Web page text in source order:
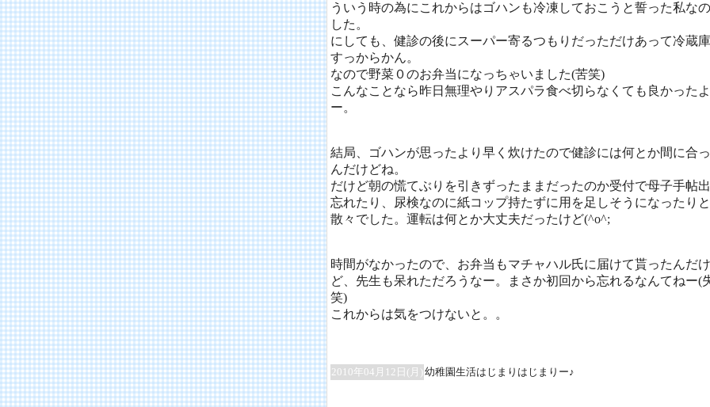
ういう時の為にこれからはゴハンも冷凍しておこうと誓った私な
した。
にしても、健診の後にスーパー寄るつもりだっただけあって冷蔵
すっからかん。
なので野菜０のお弁当になっちゃいました(苦笑)
こんなことなら昨日無理やりアスパラ食べ切らなくても良かった
ー。
結局、ゴハンが思ったより早く炊けたので健診には何とか間に合
んだけどね。
だけど朝の慌てぶりを引きずったままだったのか受付で母子手帖
忘れたり、尿検なのに紙コップ持たずに用を足しそうになったりと
散々でした。運転は何とか大丈夫だったけど(^o^;
時間がなかったので、お弁当もマチャハル氏に届けて貰ったんだけ
ど、先生も呆れただろうなー。まさか初回から忘れるなんてねー(
笑)
これからは気をつけないと。。
2010年04月12日(月)幼稚園生活はじまりはじまりー♪